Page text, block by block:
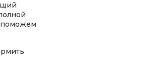
поможем